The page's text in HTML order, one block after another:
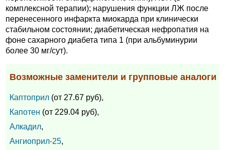
комплексной терапии); нарушения функции ЛЖ после
перенесенного инфаркта миокарда при клинически
стабильном состоянии; диабетическая нефропатия на
фоне сахарного диабета типа 1 (при альбуминурии
более 30 мг/сут).
Возможные заменители и групповые аналоги
Каптоприл (от 27.67 руб),
Капотен (от 229.04 руб),
Алкадил,
Ангиоприл-25,